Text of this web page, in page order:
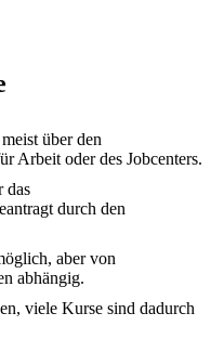
über den
Arbeit oder des Jobcenters.
das
durch den
aber von
abhängig.
viele Kurse sind dadurch